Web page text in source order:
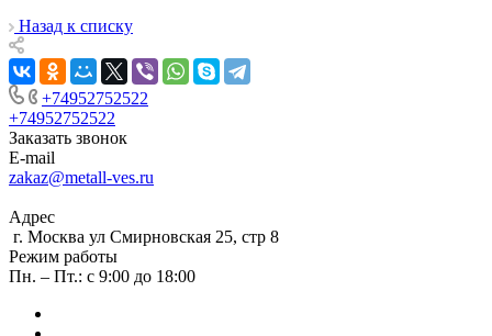
Назад к списку
+74952752522
+74952752522
Заказать звонок
E-mail
zakaz@metall-ves.ru
Адрес
г. Москва ул Смирновская 25, стр 8
Режим работы
Пн. – Пт.: с 9:00 до 18:00